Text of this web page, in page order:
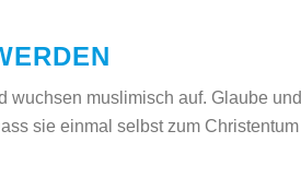
wuchsen muslimisch auf. Glaube und
sie einmal selbst zum Christentum